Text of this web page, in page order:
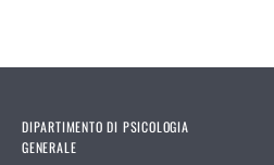
DIPARTIMENTO DI PSICOLOGIA
GENERALE